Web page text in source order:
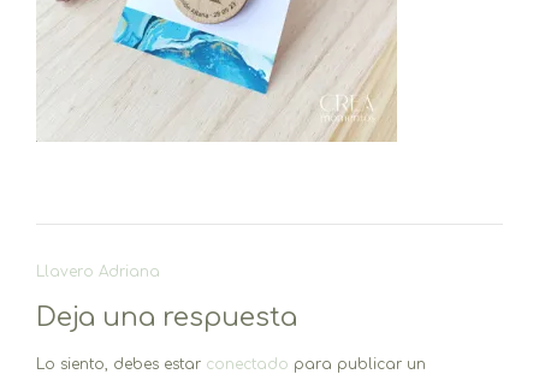
Navegación
entradas
Llavero Adriana
Deja una respuesta
Lo siento, debes estar conectado para publicar un